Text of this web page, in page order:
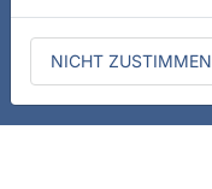
NICHT ZUSTIMMEN